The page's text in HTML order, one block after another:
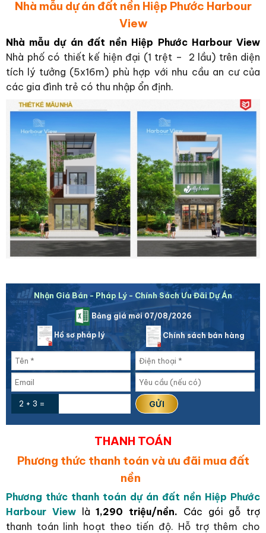
Nhà mẫu dự án đất nền Hiệp Phước Harbour
View
Nhà mẫu dự án đất nền Hiệp Phước Harbour View
Nhà phố có thiết kế hiện đại (1 trệt – 2 lầu) trên diện
tích lý tưởng (5x16m) phù hợp với nhu cầu an cư của
các gia đình trẻ có thu nhập ổn định.
Nhận Giá Bán - Pháp Lý - Chính Sách Ưu Đãi Dự Án
Bảng giá mới 07/08/2026
Hồ sơ pháp lý Chính sách bán hàng
2 + 3 =
THANH TOÁN
Phương thức thanh toán và ưu đãi mua đất
nền
Phương thức thanh toán dự án đất nền Hiệp Phước
Harbour View là1,290 triệu/nền. Các gói gỗ trợ
thanh toán linh hoạt theo tiến độ. Hỗ trợ thêm cho